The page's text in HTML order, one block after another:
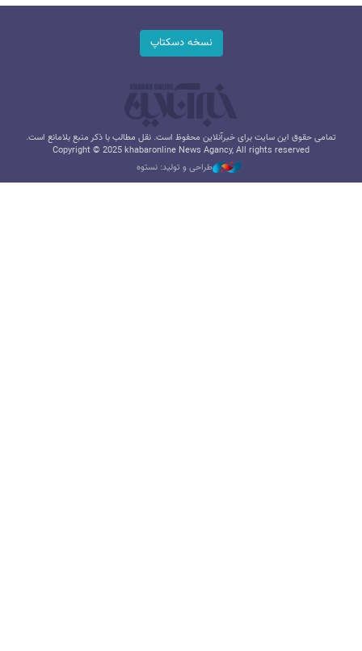
نسخه دسکتاپ
تمامی حقوق این سایت برای خبرآنلاین محفوظ است. نقل مطالب با ذکر منبع بلامانع است.
Copyright © 2025 khabaronline News Agancy, All rights reserved
طراحی و تولید: نستوه